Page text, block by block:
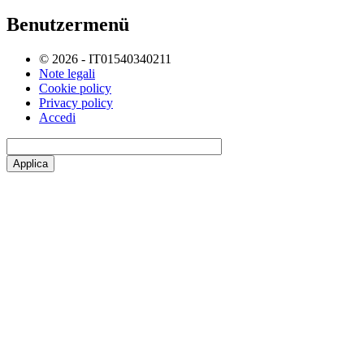
Benutzermenü
© 2026 - IT01540340211
Note legali
Cookie policy
Privacy policy
Accedi